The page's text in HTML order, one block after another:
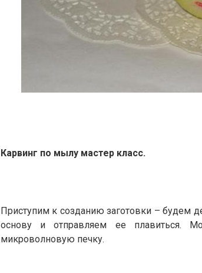
Карвинг по мылу мастер класс.
Приступим к созданию заготовки – будем
основу и отправляем ее
микроволновую печку.